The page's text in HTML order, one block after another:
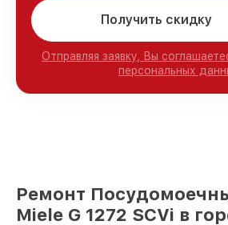
Получить скидку
Отправляя заявку, Вы
персональных
Ремонт
Miele G 1272 SCVi в